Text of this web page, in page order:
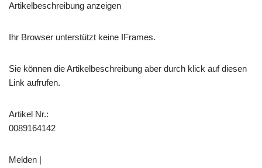
Artikelbeschreibung anzeigen
Ihr Browser unterstützt keine IFrames.
Sie können die Artikelbeschreibung aber durch klick auf diesen
Link aufrufen.
Artikel Nr.:
0089164142
Melden |